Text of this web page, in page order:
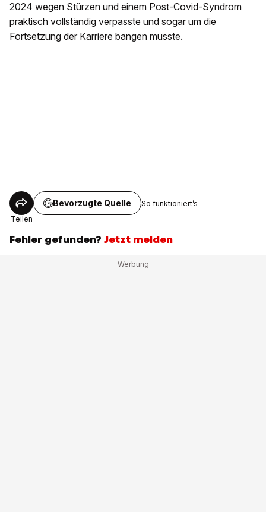
2024 wegen Stürzen und einem Post-Covid-Syndrom
praktisch vollständig verpasste und sogar um die
Fortsetzung der Karriere bangen musste.
Teilen
Bevorzugte Quelle So funktioniert’s
Fehler gefunden? Jetzt melden